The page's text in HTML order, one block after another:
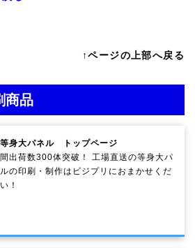
↑ページの上部へ戻る
商品
身大パネル トップページ
出荷数300体突破！ 工場直送の等身大パ
の印刷・制作は ビジプリ におまかせくだ
！